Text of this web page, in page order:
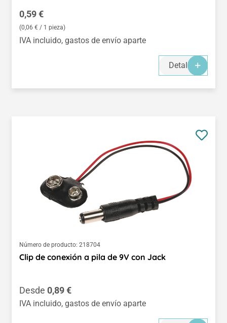
Precio normal:
0,59 €
(0,06 € / 1 pieza)
IVA incluido, gastos de envío aparte
Detalles
Número de producto: 218704
Clip de conexión a pila de 9V con Jack
Precio normal:
Desde 0,89 €
IVA incluido, gastos de envío aparte